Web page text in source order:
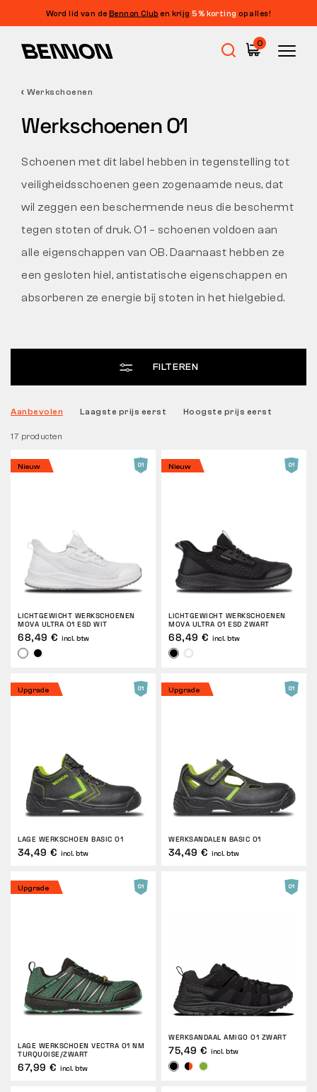
Word lid van de Bennon Club en krijg 5% korting op alles!
0
Barefoot
Outdoor
Vrijetijdsschoenen
Tactical
BENNON-LABORATORIUM
WINKEL MET BISTRO
CONTACT
RETOUREN
Werkschoenen
Werkschoenen O1
Schoenen met dit label hebben in tegenstelling tot
veiligheidsschoenen geen zogenaamde neus, dat
wil zeggen een beschermende neus die beschermt
tegen stoten of druk. O1 – schoenen voldoen aan
alle eigenschappen van OB. Daarnaast hebben ze
een gesloten hiel, antistatische eigenschappen en
absorberen ze energie bij stoten in het hielgebied.
FILTEREN
Filters
KLEUR
EIGENSCHAPPEN
KNIPPEN
FILTERS WISSEN
17 producten
Aanbevolen Laagste prijs eerst Hoogste prijs eerst
Nieuw
LICHTGEWICHT WERKSCHOENEN
MOVA ULTRA O1 ESD WIT
68,49 € incl. btw
Nieuw
LICHTGEWICHT WERKSCHOENEN
MOVA ULTRA O1 ESD ZWART
68,49 € incl. btw
Upgrade
LAGE WERKSCHOEN BASIC O1
34,49 € incl. btw
Upgrade
WERKSANDALEN BASIC O1
34,49 € incl. btw
Upgrade
LAGE WERKSCHOEN VECTRA O1 NM
TURQUOISE/ZWART
67,99 € incl. btw
WERKSANDAAL AMIGO O1 ZWART
75,49 € incl. btw